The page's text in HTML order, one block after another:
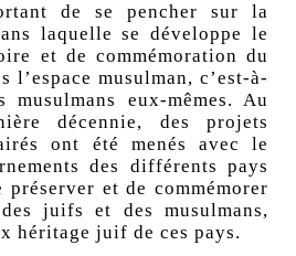
de se pencher sur la
laquelle se développe le
et de commémoration du
musulman, c’est-à-
eux-mêmes. Au
décennie, des projets
ont été menés avec le
des différents pays
préserver et de commémorer
juifs et des musulmans,
héritage juif de ces pays.